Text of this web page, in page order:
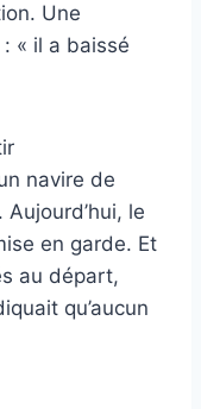
Une
: « il a baissé
navire de
Aujourd’hui, le
en garde. Et
au départ,
qu’aucun